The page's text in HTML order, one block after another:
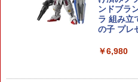
ンドブラ
ラ 組み立
の子 プレ
￥6,980